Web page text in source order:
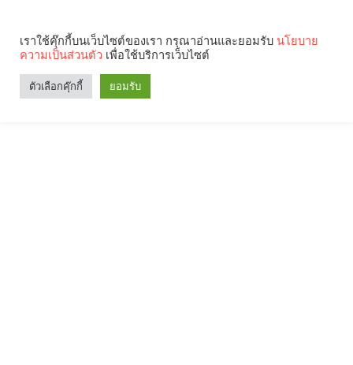
เราใช้คุ๊กกี้บนเว็บไซต์ของเรา กรุณาอ่านและยอมรับ นโยบาย
ความเป็นส่วนตัว เพื่อใช้บริการเว็บไซต์
ตัวเลือกคุ๊กกี้ ยอมรับ